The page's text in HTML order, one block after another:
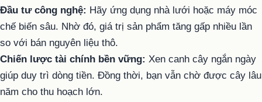
Đầu tư công nghệ: Hãy ứng dụng nhà lưới hoặc máy móc
chế biến sâu. Nhờ đó, giá trị sản phẩm tăng gấp nhiều lần
so với bán nguyên liệu thô.
Chiến lược tài chính bền vững: Xen canh cây ngắn ngày
giúp duy trì dòng tiền. Đồng thời, bạn vẫn chờ được cây lâu
năm cho thu hoạch lớn.